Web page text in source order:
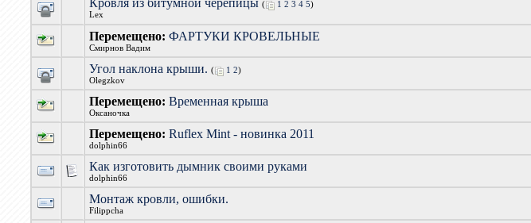
Кровля из битумной черепицы ( 1 2 3 4 5)
Lex
Перемещено:ФАРТУКИ КРОВЕЛЬНЫЕ
Смирнов Вадим
Угол наклона крыши. ( 1 2)
Olegzkov
Перемещено:Временная крыша
Оксаночка
Перемещено:Ruflex Mint - новинка 2011
dolphin66
Как изготовить дымник своими руками
dolphin66
Монтаж кровли, ошибки.
Filippcha